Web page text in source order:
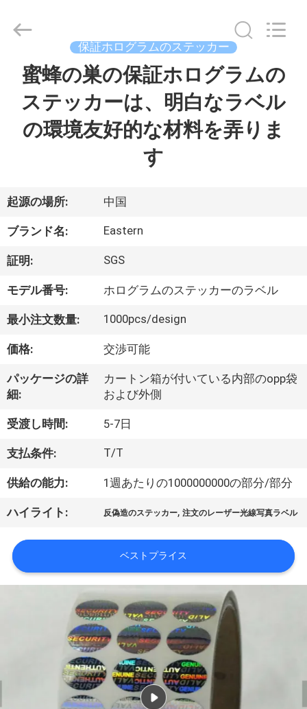
ク
ト
私
達
つ
い
て
工
場
旅
行
理
2017
(Xiamen)
Industry
保証ホログラムのステッカー
蜜蜂の巣の保証ホログラムの
ステッカーは、明白なラベル
の環境友好的な材料を弄りま
す
起源の場所: 中国
ブランド名: Eastern
証明: SGS
モデル番号: ホログラムのステッカーのラベル
最小注文数量: 1000pcs/design
価格: 交渉可能
パッケージの詳
細:
カートン箱が付いている内部のopp袋
および外側
受渡し時間: 5-7日
支払条件: T/T
供給の能力: 1週あたりの1000000000の部分/部分
ハイライト: 反偽造のステッカー,注文のレーザー光線写真ラベル
ベストプライス